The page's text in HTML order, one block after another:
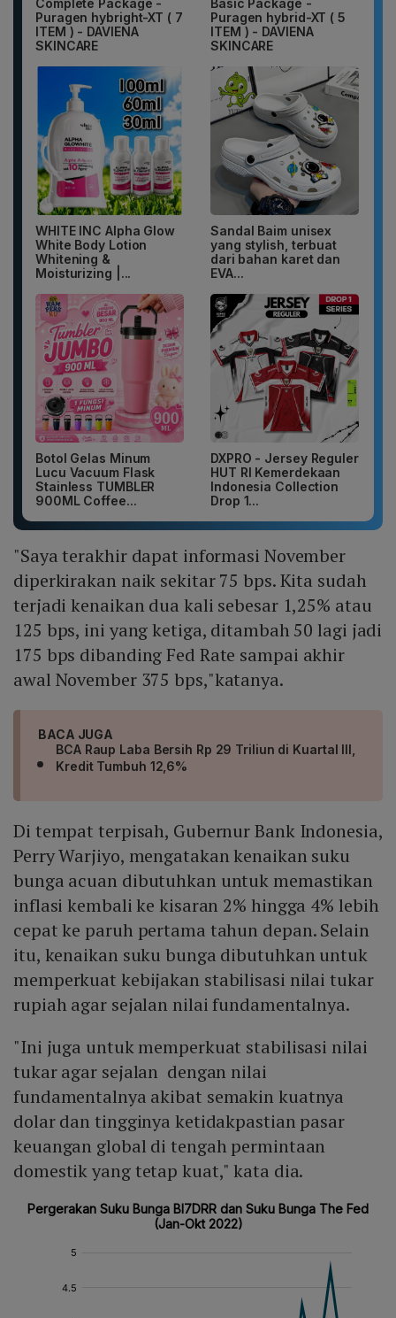
Complete Package -
Puragen hybright-XT ( 7
ITEM ) - DAVIENA
SKINCARE
Basic Package -
Puragen hybrid-XT ( 5
ITEM ) - DAVIENA
SKINCARE
WHITE INC Alpha Glow
White Body Lotion
Whitening &
Moisturizing |...
Sandal Baim unisex
yang stylish, terbuat
dari bahan karet dan
EVA...
Botol Gelas Minum
Lucu Vacuum Flask
Stainless TUMBLER
900ML Coffee...
DXPRO - Jersey Reguler
HUT RI Kemerdekaan
Indonesia Collection
Drop 1...
"Saya terakhir dapat informasi November
diperkirakan naik sekitar 75 bps. Kita sudah
terjadi kenaikan dua kali sebesar 1,25% atau
125 bps, ini yang ketiga, ditambah 50 lagi jadi
175 bps dibanding Fed Rate sampai akhir
awal November 375 bps,"katanya.
BACA JUGA
BCA Raup Laba Bersih Rp 29 Triliun di Kuartal III,
Kredit Tumbuh 12,6%
Di tempat terpisah, Gubernur Bank Indonesia,
Perry Warjiyo, mengatakan kenaikan suku
bunga acuan dibutuhkan untuk memastikan
inflasi kembali ke kisaran 2% hingga 4% lebih
cepat ke paruh pertama tahun depan. Selain
itu, kenaikan suku bunga dibutuhkan untuk
memperkuat kebijakan stabilisasi nilai tukar
rupiah agar sejalan nilai fundamentalnya.
"Ini juga untuk memperkuat stabilisasi nilai
tukar agar sejalan dengan nilai
fundamentalnya akibat semakin kuatnya
dolar dan tingginya ketidakpastian pasar
keuangan global di tengah permintaan
domestik yang tetap kuat," kata dia.